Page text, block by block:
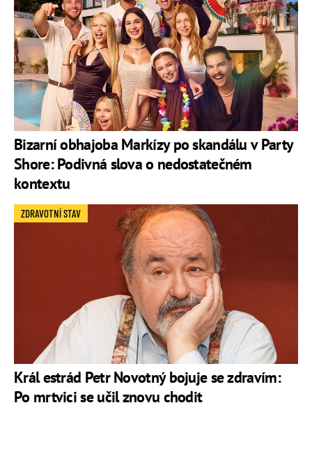
Bizarní obhajoba Markízy po skandálu v Party
Shore: Podivná slova o nedostatečném
kontextu
Král estrád Petr Novotný bojuje se zdravím:
Po mrtvici se učil znovu chodit
ZDRAVOTNÍ STAV